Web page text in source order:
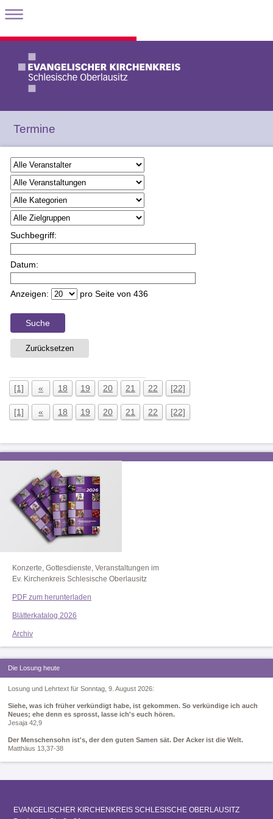
Termine
Suchbegriff:
Datum:
Anzeigen: pro Seite von 436
Suche
Zurücksetzen
[1] « 18 19 20 21 22 [22]
[1] « 18 19 20 21 22 [22]
Konzerte, Gottesdienste, Veranstaltungen im
Ev. Kirchenkreis Schlesische Oberlausitz
PDF zum herunterladen
Blätterkatalog 2026
Archiv
Die Losung heute
Losung und Lehrtext für Sonntag, 9. August 2026:
Siehe, was ich früher verkündigt habe, ist gekommen. So verkündige ich auch
Neues; ehe denn es sprosst, lasse ich's euch hören.
Jesaja 42,9
Der Menschensohn ist's, der den guten Samen sät. Der Acker ist die Welt.
Matthäus 13,37-38
EVANGELISCHER KIRCHENKREIS SCHLESISCHE OBERLAUSITZ